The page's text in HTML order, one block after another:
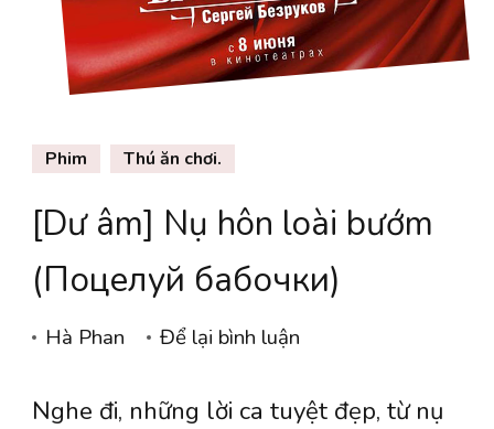
Phim Thú ăn chơi.
[Dư âm] Nụ hôn loài bướm
(Поцелуй бабочки)
Hà Phan Để lại bình luận
âm]
Nghe đi, những lời ca tuyệt đẹp, từ nụ